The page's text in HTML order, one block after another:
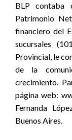
BLP
Patrimonio
financiero del
sucursales
Provincial, le
de la
crecimiento.
página web:
Fernanda
Buenos Aires.